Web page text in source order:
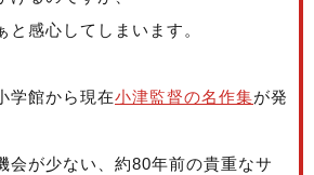
と感心してしまいます。
学館から現在小津監督の名作集が発
会が少ない、約80年前の貴重なサ